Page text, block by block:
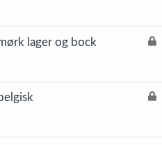
L
lager og bock
L